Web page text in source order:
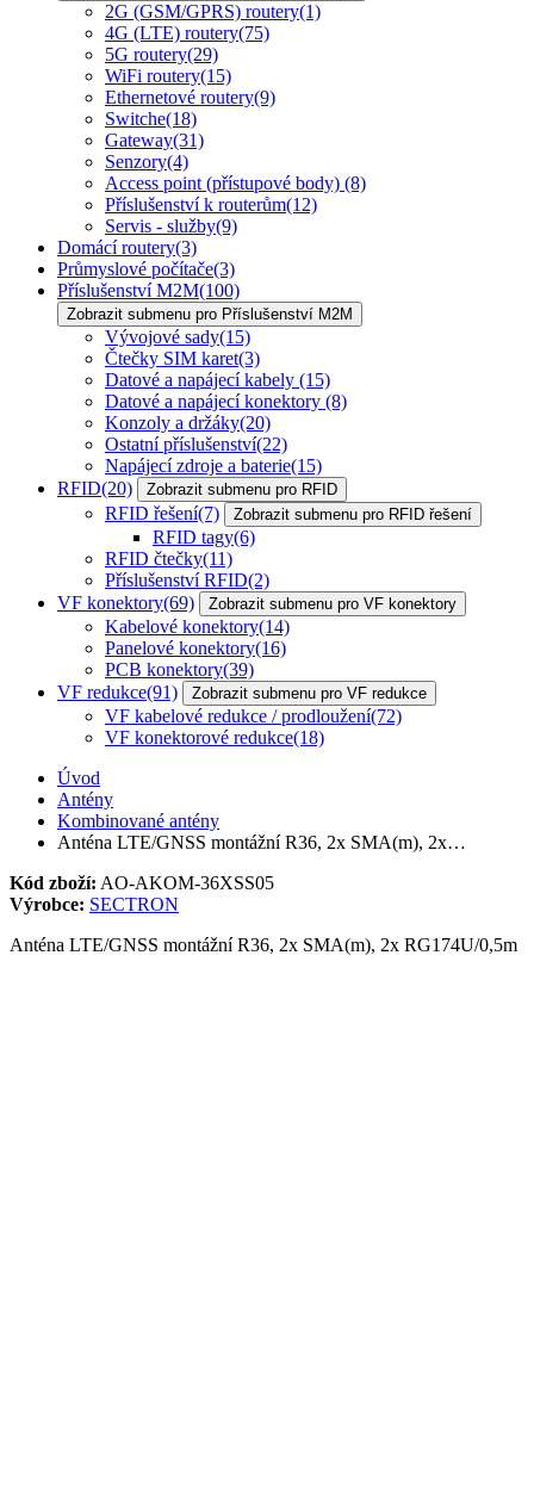
2G (GSM/GPRS) routery(1)
4G (LTE) routery(75)
5G routery(29)
WiFi routery(15)
Ethernetové routery(9)
Switche(18)
Gateway(31)
Senzory(4)
Access point (přístupové body) (8)
Příslušenství k routerům(12)
Servis - služby(9)
Domácí routery(3)
Průmyslové počítače(3)
Příslušenství M2M(100)
Zobrazit submenu pro Příslušenství M2M
Vývojové sady(15)
Čtečky SIM karet(3)
Datové a napájecí kabely (15)
Datové a napájecí konektory (8)
Konzoly a držáky(20)
Ostatní příslušenství(22)
Napájecí zdroje a baterie(15)
RFID(20) Zobrazit submenu pro RFID
RFID řešení(7) Zobrazit submenu pro RFID řešení
RFID tagy(6)
RFID čtečky(11)
Příslušenství RFID(2)
VF konektory(69) Zobrazit submenu pro VF konektory
Kabelové konektory(14)
Panelové konektory(16)
PCB konektory(39)
VF redukce(91) Zobrazit submenu pro VF redukce
VF kabelové redukce / prodloužení(72)
VF konektorové redukce(18)
Úvod
Antény
Kombinované antény
Anténa LTE/GNSS montážní R36, 2x SMA(m), 2x…
Kód zboží: AO-AKOM-36XSS05
Výrobce: SECTRON
Anténa LTE/GNSS montážní R36, 2x SMA(m), 2x RG174U/0,5m